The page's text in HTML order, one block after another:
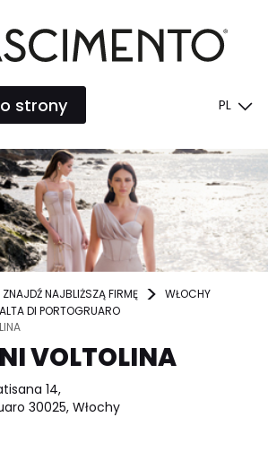
strony PL
ZNAJDŹ NAJBLIŻSZĄ FIRMĘ
WŁOCHY
DI PORTOGRUARO
VOLTOLINA
14,
30025, Włochy